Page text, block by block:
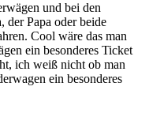
und bei den
der Papa oder beide
Cool wäre das man
ein besonderes Ticket
ich weiß nicht ob man
ein besonderes